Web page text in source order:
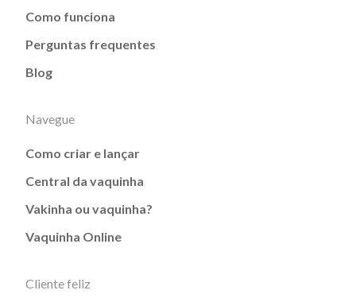
Como funciona
Perguntas frequentes
Blog
Navegue
Como criar e lançar
Central da vaquinha
Vakinha ou vaquinha?
Vaquinha Online
Cliente feliz